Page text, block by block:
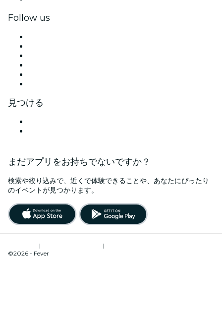
Follow us
見つける
まだアプリをお持ちでないですか？
検索や絞り込みで、近くで体験できることや、あなたにぴったり
のイベントが見つかります。
| | |
©2026 - Fever